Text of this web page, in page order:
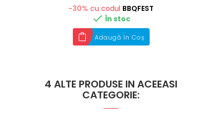
-30% cu codul BBQFEST
 În stoc
Adaugă în Coș
4 ALTE PRODUSE IN ACEEASI
CATEGORIE: